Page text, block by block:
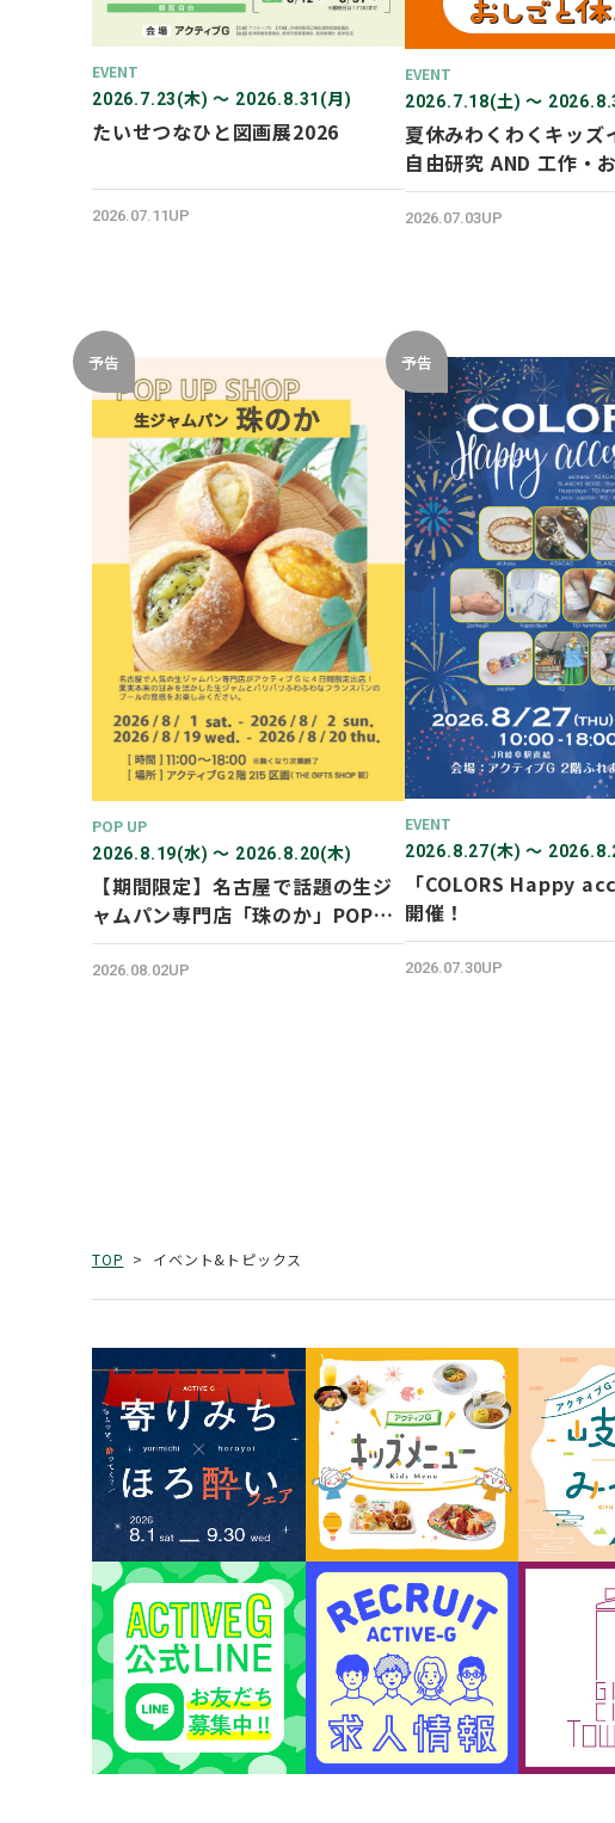
EVENT
2026.7.23(木) 〜 2026.8.31(月)
たいせつなひと図画展2026
2026.07.11UP
EVENT
2026.7.18(土) 〜
夏休みわくわくキッズ
自由研究 AND 工作・
験！
2026.07.03UP
予告
POP UP
2026.8.19(水) 〜 2026.8.20(木)
【期間限定】名古屋で話題の生ジ
ャムパン専門店「珠のか」POP
UP SHOP
2026.08.02UP
予告
EVENT
2026.8.27(木) 〜
「COLORS Happy
開催！
2026.07.30UP
TOP イベント&トピックス